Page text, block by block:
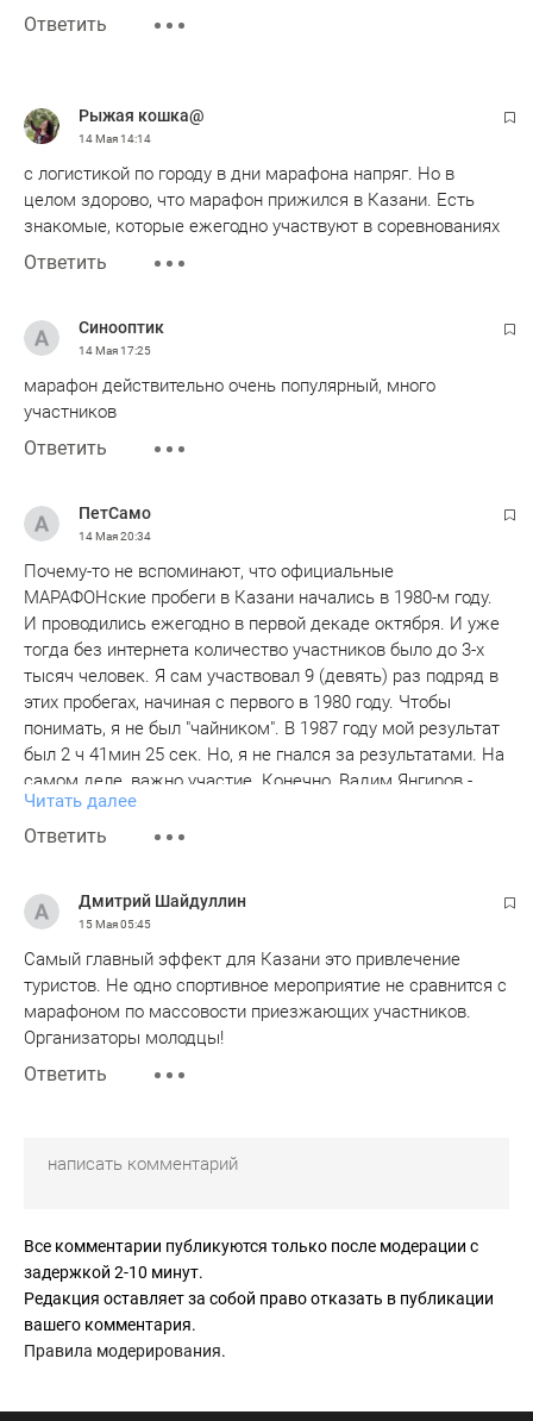
Ответить
Рыжая кошка@
14 Мая14:14
с логистикой по городу в дни марафона напряг. Но в
целом здорово, что марафон прижился в Казани. Есть
знакомые, которые ежегодно участвуют в соревнованиях
Ответить
Синооптик
14 Мая17:25
марафон действительно очень популярный, много
участников
Ответить
ПетСамо
14 Мая20:34
Почему-то не вспоминают, что официальные
МАРАФОНские пробеги в Казани начались в 1980-м году.
И проводились ежегодно в первой декаде октября. И уже
тогда без интернета количество участников было до 3-х
тысяч человек. Я сам участвовал 9 (девять) раз подряд в
этих пробегах, начиная с первого в 1980 году. Чтобы
понимать, я не был "чайником". В 1987 году мой результат
был 2 ч 41мин 25 сек. Но, я не гнался за результатами. На
самом деле, важно участие. Конечно, Вадим Янгиров -
просто ГИГАНТ! возродить Марафон в Казани, и так
раскрутить его! Класс! Только, просьба, не забывайте
Читать далее
Ответить
Дмитрий Шайдуллин
15 Мая05:45
Самый главный эффект для Казани это привлечение
туристов. Не одно спортивное мероприятие не сравнится с
марафоном по массовости приезжающих участников.
Организаторы молодцы!
Ответить
Все комментарии публикуются только после модерации с
задержкой 2-10 минут.
Редакция оставляет за собой право отказать в публикации
вашего комментария.
Правила модерирования.